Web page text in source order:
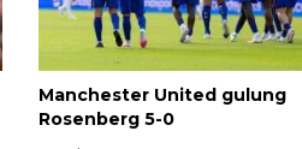
Manchester United gulung
Rosenberg 5-0